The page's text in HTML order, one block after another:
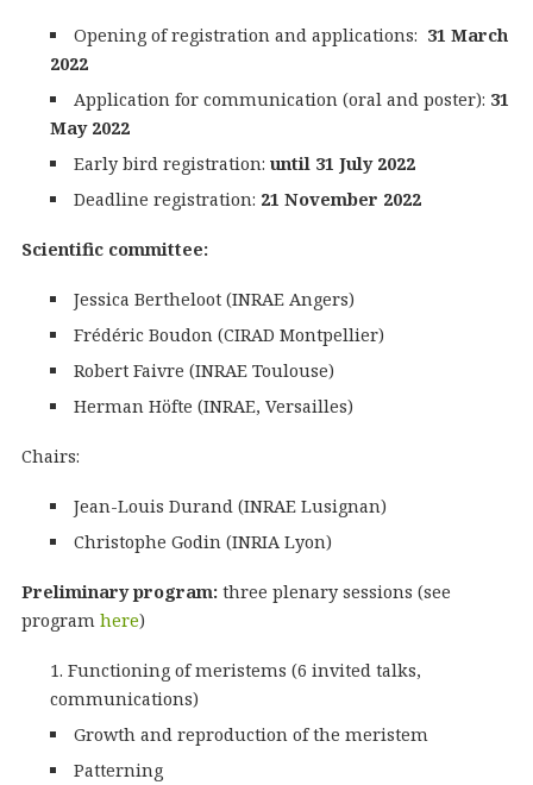
Opening of registration and applications: 31 March
2022
Application for communication (oral and poster): 31
May 2022
Early bird registration:until 31 July 2022
Deadline registration: 21 November 2022
Scientific committee:
Jessica Bertheloot (INRAE Angers)
Frédéric Boudon (CIRAD Montpellier)
Robert Faivre (INRAE Toulouse)
Herman Höfte (INRAE, Versailles)
Chairs:
Jean-Louis Durand (INRAE Lusignan)
Christophe Godin (INRIA Lyon)
Preliminary program: three plenary sessions (see
program here)
Functioning of meristems (6 invited talks,
communications)
Growth and reproduction of the meristem
Patterning